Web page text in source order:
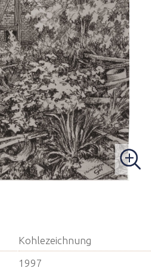
Kohlezeichnung
1997